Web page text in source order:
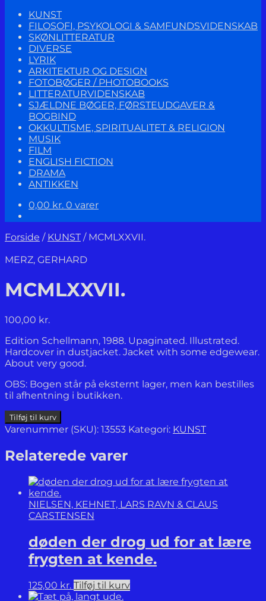
KUNST
FILOSOFI, PSYKOLOGI & SAMFUNDSVIDENSKAB
SKØNLITTERATUR
DIVERSE
LYRIK
ARKITEKTUR OG DESIGN
FOTOBØGER / PHOTOBOOKS
LITTERATURVIDENSKAB
SJÆLDNE BØGER, FØRSTEUDGAVER &
BOGBIND
OKKULTISME, SPIRITUALITET & RELIGION
MUSIK
FILM
ENGLISH FICTION
DRAMA
ANTIKKEN
0,00 kr. 0 varer
Forside / KUNST / MCMLXXVII.
MERZ, GERHARD
MCMLXXVII.
100,00 kr.
Edition Schellmann, 1988. Upaginated. Illustrated.
Hardcover in dustjacket. Jacket with some edgewear.
About very good.
OBS: Bogen står på eksternt lager, men kan bestilles
til afhentning i butikken.
MCMLXXVII.
antal
Tilføj til kurv
Varenummer (SKU): 13553 Kategori: KUNST
Relaterede varer
NIELSEN, KEHNET, LARS RAVN & CLAUS
CARSTENSEN
døden der drog ud for at lære
frygten at kende.
125,00 kr. Tilføj til kurv